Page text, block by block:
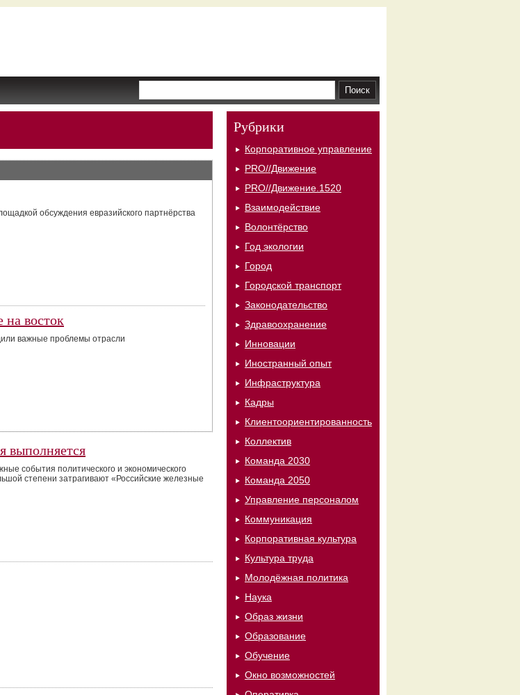
обсуждения евразийского партнёрства
восток
важные проблемы отрасли
выполняется
события политического и экономического
степени затрагивают «Российские железные
Рубрики
Корпоративное управление
PRO//Движение
PRO//Движение.1520
Взаимодействие
Волонтёрство
Год экологии
Город
Городской транспорт
Законодательство
Здравоохранение
Инновации
Иностранный опыт
Инфраструктура
Кадры
Клиентоориентированность
Коллектив
Команда 2030
Команда 2050
Управление персоналом
Коммуникация
Корпоративная культура
Культура труда
Молодёжная политика
Наука
Образ жизни
Образование
Обучение
Окно возможностей